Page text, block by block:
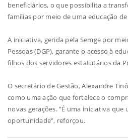
beneficiários, o que possibilita a
famílias por meio de uma educação
A iniciativa, gerida pela Semge por
Pessoas (DGP), garante o acesso à
filhos dos servidores estatutários da
O secretário de Gestão, Alexandre
como uma ação que fortalece o
novas gerações. “É uma iniciativa
oportunidade”, reforçou.